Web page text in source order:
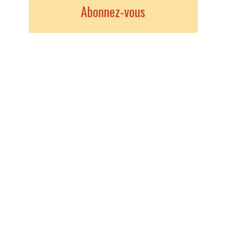
Abonnez-vous